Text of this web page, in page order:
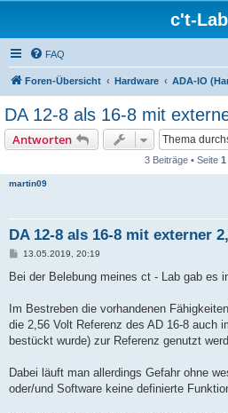
c't-Lab
FAQ
Foren-Übersicht Hardware ADA-IO
DA 12-8 als 16-8 mit
Antworten
3 Beiträge • Seite 1
martin09
DA 12-8 als 16-8 mit externer
B
i
a
13.05.2019, 20:19
Bei der Belebung meines ct - Lab gab es
Im Bestreben die vorhandenen
die 2,56 Volt Referenz des AD 16-8 auch
bestückt wurde) zur Referenz genutzt
Dabei läuft man allerdings Gefahr ohne
oder/und Software keine definierte